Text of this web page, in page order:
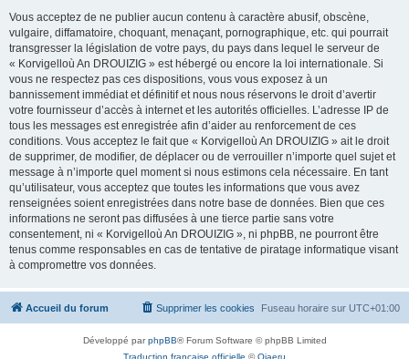
Vous acceptez de ne publier aucun contenu à caractère abusif, obscène,
vulgaire, diffamatoire, choquant, menaçant, pornographique, etc. qui pourrait
transgresser la législation de votre pays, du pays dans lequel le serveur de
« Korvigelloù An DROUIZIG » est hébergé ou encore la loi internationale. Si
vous ne respectez pas ces dispositions, vous vous exposez à un
bannissement immédiat et définitif et nous nous réservons le droit d’avertir
votre fournisseur d’accès à internet et les autorités officielles. L’adresse IP de
tous les messages est enregistrée afin d’aider au renforcement de ces
conditions. Vous acceptez le fait que « Korvigelloù An DROUIZIG » ait le droit
de supprimer, de modifier, de déplacer ou de verrouiller n’importe quel sujet et
message à n’importe quel moment si nous estimons cela nécessaire. En tant
qu’utilisateur, vous acceptez que toutes les informations que vous avez
renseignées soient enregistrées dans notre base de données. Bien que ces
informations ne seront pas diffusées à une tierce partie sans votre
consentement, ni « Korvigelloù An DROUIZIG », ni phpBB, ne pourront être
tenus comme responsables en cas de tentative de piratage informatique visant
à compromettre vos données.
Accueil du forum Fuseau horaire sur UTC+01:00
Supprimer les cookies
Développé parphpBB® Forum Software © phpBB Limited
Traduction française officielle ©Qiaeru